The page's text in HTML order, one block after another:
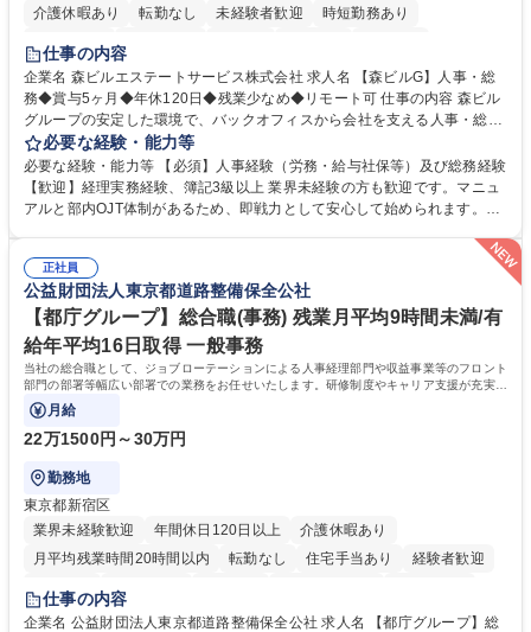
介護休暇あり 転勤なし 未経験者歓迎
時短勤務あり
経験者歓迎
完全週休2日制
交通費支給 長期歓迎 駅近5分以内 土日祝休み
仕事の内容
企業名 森ビルエステートサービス株式会社 求人名 【森ビルG】人事・総
務◆賞与5ヶ月◆年休120日◆残業少なめ◆リモート可 仕事の内容 森ビル
グループの安定した環境で、バックオフィスから会社を支える人事・総務
をお任せします。 労務と総務の業務をバランスよく担当し、ゆくゆくは制
度改定などのコア業務にも挑戦できる、やりがいある環境です。 ■勤怠管
理、給与計算、社会保険手続き、年末調整等の労務管理全般 ■入退社手続
き、社内規定の改定や人事制度改定などのコア業務 ■社内イベントの企画
は部内のOJTを中心に、あなたの経験に合わせて不足している部分はいつ
でも質問・相談できる環境が整っているため、安心して成長できます。 募
集職種 【森ビルG】人事・総務◆賞与5ヶ月◆年休120日◆残業少なめ◆
リモート可
必要な経験・能力等
必要な経験・能力等 【必須】人事経験（労務・給与社保等）及び総務経験
【歓迎】経理実務経験、簿記3級以上 業界未経験の方も歓迎です。マニュ
アルと部内OJT体制があるため、即戦力として安心して始められます。
ます。定型業務に留まらず、社内規定や人事制度の改定など会社のコア業
務に挑戦できるため、自身の成長と組織への貢献度をダイレクトに実感で
きます。 残業少なめ、週1日リモート可など、ワークライフバランスを保
ち長期活躍できる環境です。 「これまでの幅広い経験を活かし、長期的な
キャリアを築きたい」という前向きな意欲と挑戦を全力で応援します。 学
歴・資格 学歴：大学院 大学 高専 短大 専修学校 高校 語学力： 資格：日商
簿記検定1級 日商簿記検定2級 日商簿記検定3級
正社員
公益財団法人東京都道路整備保全公社
【都庁グループ】総合職(事務) 残業月平均9時間未満/有
給年平均16日取得 一般事務
当社の総合職として、ジョブローテーションによる人事経理部門や収益事業等のフロント
部門の部署等幅広い部署での業務をお任せいたします。研修制度やキャリア支援が充実し
ております！ ※下記業務詳細
月給
22万1500円～30万円
勤務地
東京都新宿区
業界未経験歓迎
年間休日120日以上
介護休暇あり
月平均残業時間20時間以内
転勤なし 住宅手当あり
経験者歓迎
研修あり
退職金あり
駅近5分以内
資格取得手当あり 食事補助あり
仕事の内容
企業名 公益財団法人東京都道路整備保全公社 求人名 【都庁グループ】総